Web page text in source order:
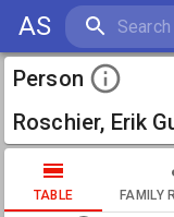
AS
Person
Roschier, Erik
TABLE FAMILY